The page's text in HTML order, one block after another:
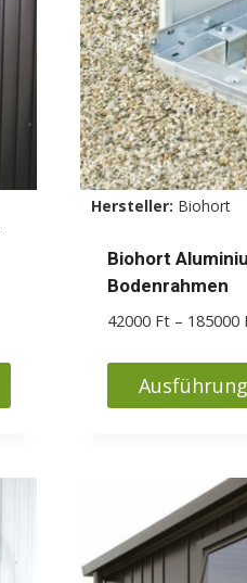
Hersteller: Biohort
Biohort
Bodenrahmen
42000 Ft – 185000
mehrere
Varianten
auf.